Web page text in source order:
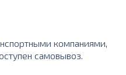
компаниями,
самовывоз.